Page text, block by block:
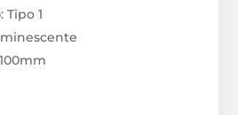
: Tipo 1